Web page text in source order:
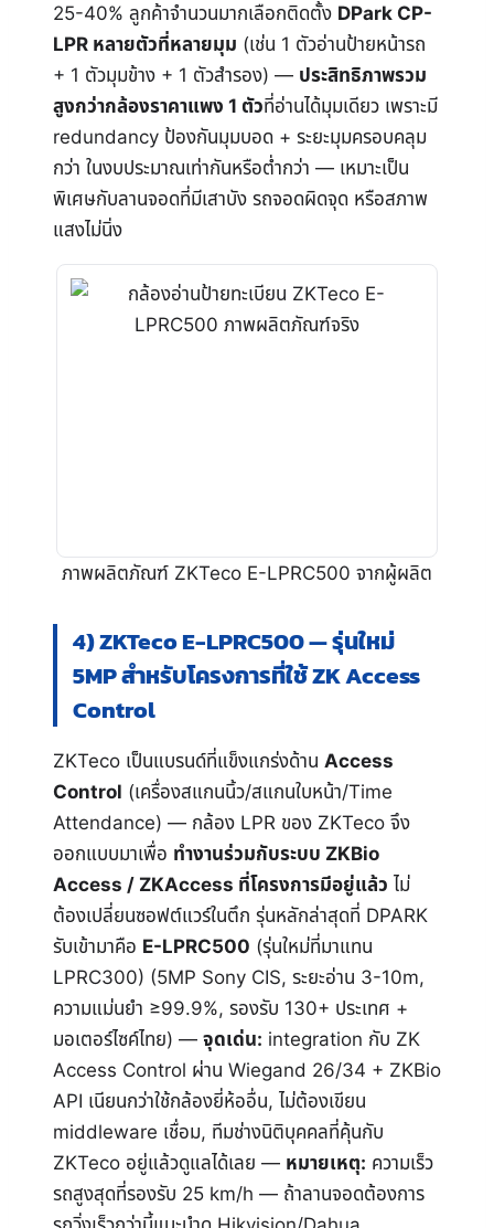
25-40% ลูกค้าจำนวนมากเลือกติดตั้ง DPark CP-
LPR หลายตัวที่หลายมุม (เช่น 1 ตัวอ่านป้ายหน้ารถ
+ 1 ตัวมุมข้าง + 1 ตัวสำรอง) — ประสิทธิภาพรวม
สูงกว่ากล้องราคาแพง 1 ตัวที่อ่านได้มุมเดียว เพราะมี
redundancy ป้องกันมุมบอด + ระยะมุมครอบคลุม
กว่า ในงบประมาณเท่ากันหรือต่ำกว่า — เหมาะเป็น
พิเศษกับลานจอดที่มีเสาบัง รถจอดผิดจุด หรือสภาพ
แสงไม่นิ่ง
ภาพผลิตภัณฑ์ ZKTeco E-LPRC500 จากผู้ผลิต
4) ZKTeco E-LPRC500 — รุ่นใหม่
5MP สำหรับโครงการที่ใช้ ZK Access
Control
ZKTeco เป็นแบรนด์ที่แข็งแกร่งด้าน Access
Control (เครื่องสแกนนิ้ว/สแกนใบหน้า/Time
Attendance) — กล้อง LPR ของ ZKTeco จึง
ออกแบบมาเพื่อ ทำงานร่วมกับระบบ ZKBio
Access / ZKAccess ที่โครงการมีอยู่แล้ว ไม่
ต้องเปลี่ยนซอฟต์แวร์ในตึก รุ่นหลักล่าสุดที่ DPARK
รับเข้ามาคือ E-LPRC500 (รุ่นใหม่ที่มาแทน
LPRC300) (5MP Sony CIS, ระยะอ่าน 3-10m,
ความแม่นยำ ≥99.9%, รองรับ 130+ ประเทศ +
มอเตอร์ไซค์ไทย) — จุดเด่น: integration กับ ZK
Access Control ผ่าน Wiegand 26/34 + ZKBio
API เนียนกว่าใช้กล้องยี่ห้ออื่น, ไม่ต้องเขียน
middleware เชื่อม, ทีมช่างนิติบุคคลที่คุ้นกับ
ZKTeco อยู่แล้วดูแลได้เลย — หมายเหตุ: ความเร็ว
รถสูงสุดที่รองรับ 25 km/h — ถ้าลานจอดต้องการ